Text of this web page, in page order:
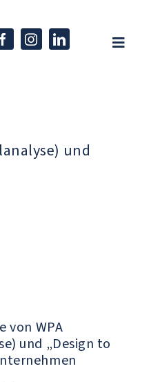
Toggle
und
von WPA
und „Design to